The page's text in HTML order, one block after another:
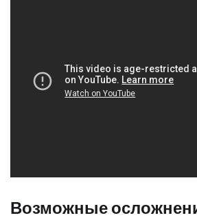
Возможные